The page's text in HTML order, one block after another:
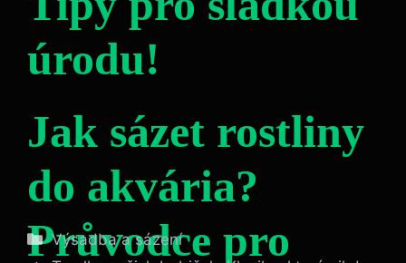
úrodu!
Jak sázet rostliny
do akvária?
Průvodce pro
Rubriky
Výsadba a sázení